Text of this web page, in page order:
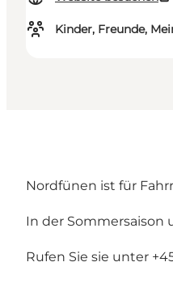
Kinder, Freunde,
Nordfünen ist für
In der Sommersaison
Rufen Sie sie unter